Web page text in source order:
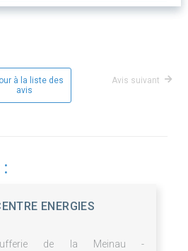
à la liste des
avis
Avis suivant
ENERGIES
de la Meinau -